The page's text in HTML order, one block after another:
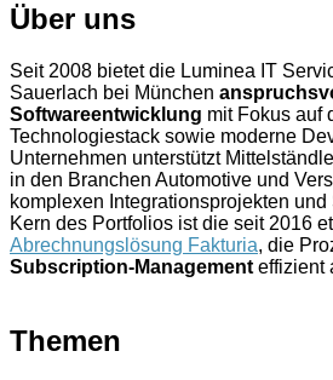
Über uns
Seit 2008 bietet die Luminea IT
Sauerlach bei München
Softwareentwicklung mit Fokus auf
Technologiestack sowie moderne
Unternehmen unterstützt
in den Branchen Automotive und
komplexen Integrationsprojekten
Kern des Portfolios ist die seit 2016
Abrechnungslösung Fakturia, die
Subscription-Management effizient
Themen